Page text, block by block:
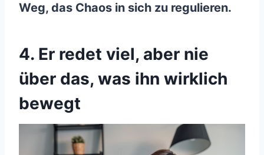
Weg, das Chaos in sich zu regulieren.
4. Er redet viel, aber nie
über das, was ihn wirklich
bewegt